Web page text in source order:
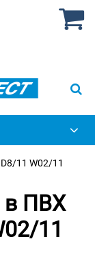
11 W02/11
в ПВХ
11